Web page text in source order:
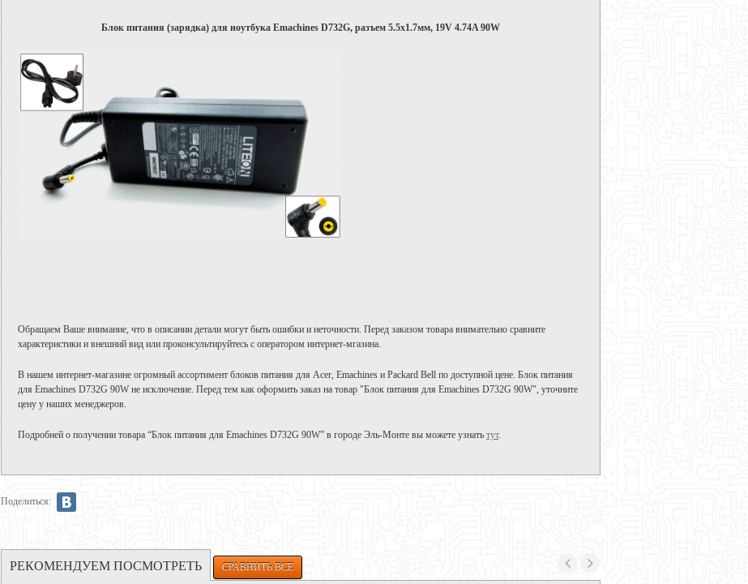
Блок питания (зарядка) для ноутбука Emachines D732G, разъем 5.5x1.7мм, 19V 4.74A 90W
Обращаем Ваше внимание, что в описании детали могут быть ошибки и неточности. Перед заказом товара внимательно сравните
характеристики и внешний вид или проконсультируйтесь с оператором интернет-мгазина.
В нашем интернет-магазине огромный ассортимент блоков питания для Acer, Emachines и Packard Bell по доступной цене. Блок питания
для Emachines D732G 90W не исключение. Перед тем как оформить заказ на товар "Блок питания для Emachines D732G 90W", уточните
цену у наших менеджеров.
Подробней о получении товара “Блок питания для Emachines D732G 90W” в городе Эль-Монте вы можете узнать тут.
Поделиться:
РЕКОМЕНДУЕМ ПОСМОТРЕТЬ